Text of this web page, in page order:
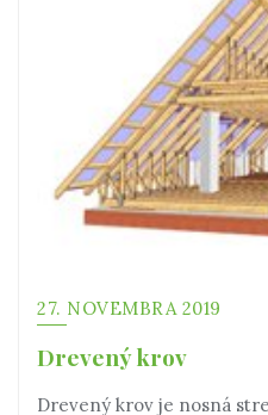
27. NOVEMBRA 2019
Drevený krov
Drevený krov je nosná